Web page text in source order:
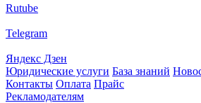
Rutube
Telegram
Яндекс Дзен
Юридические услуги База знаний
Контакты Оплата Прайс
Рекламодателям